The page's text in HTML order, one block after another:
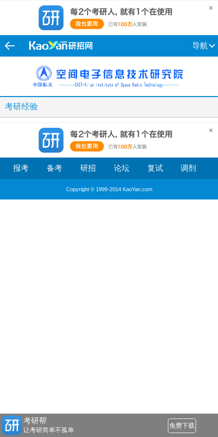
导航
考研经验
报考 备考 研招 论坛 复试 调剂
Copyright © 1999-2014 KaoYan.com
考研帮
让考研简单不孤单
免费下载